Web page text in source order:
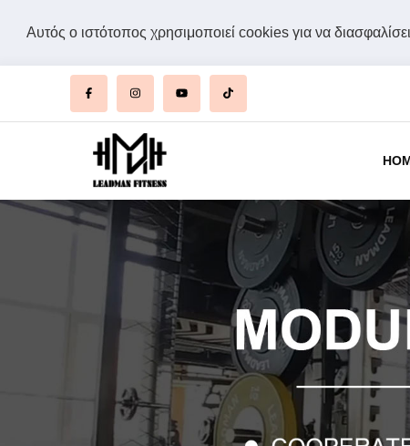
Αυτός ο ιστότοπος χρησιμοποιεί cookies για να